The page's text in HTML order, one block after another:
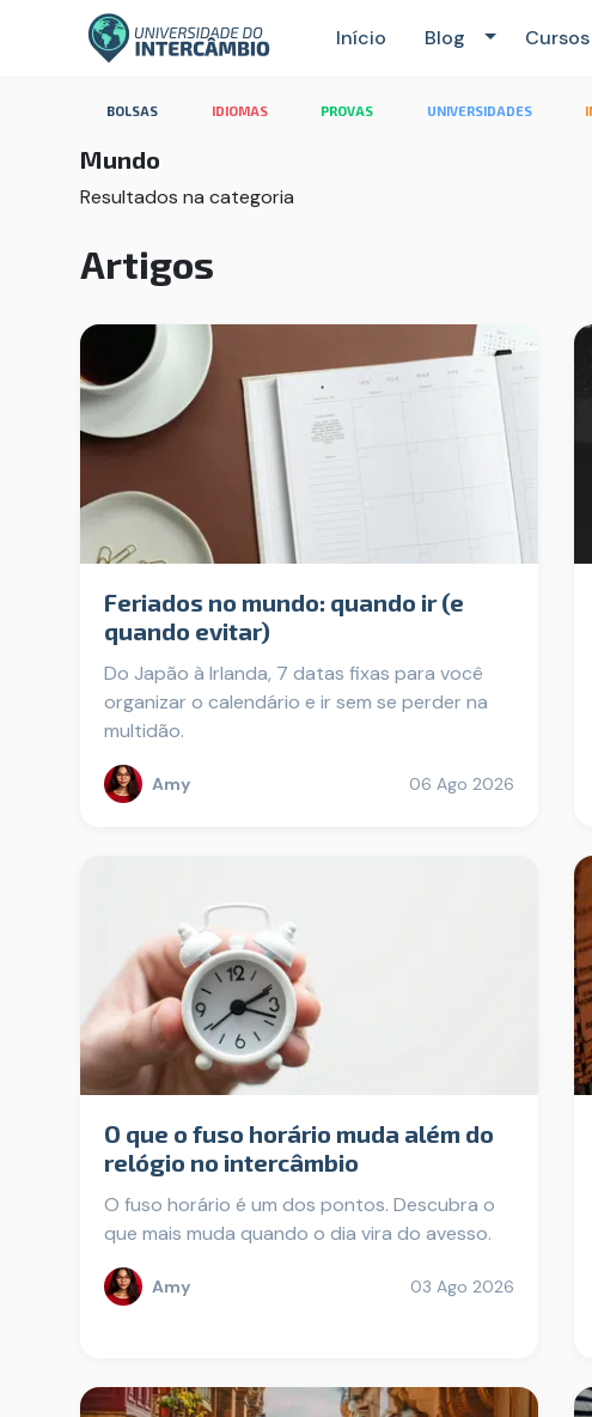
Início Blog Cursos
Categoria: Mundo
BOLSAS IDIOMAS PROVAS UNIVERSIDADES
Mundo
Resultados na categoria
Artigos
Feriados no mundo: quando ir (e
quando evitar)
Do Japão à Irlanda, 7 datas fixas para você
organizar o calendário e ir sem se perder na
multidão.
Amy 06 Ago 2026
O que o fuso horário muda além do
relógio no intercâmbio
O fuso horário é um dos pontos. Descubra o
que mais muda quando o dia vira do avesso.
Amy 03 Ago 2026